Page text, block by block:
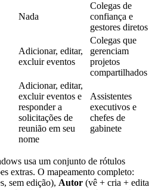
Nada
Colegas de
confiança e
gestores diretos
Adicionar, editar,
excluir eventos
Colegas que
gerenciam
projetos
compartilhados
Adicionar, editar,
excluir eventos e
responder a
solicitações de
reunião em seu
nome
Assistentes
executivos e
chefes de
gabinete
usa um conjunto de rótulos
extras. O mapeamento completo:
sem edição), Autor (vê + cria + edita